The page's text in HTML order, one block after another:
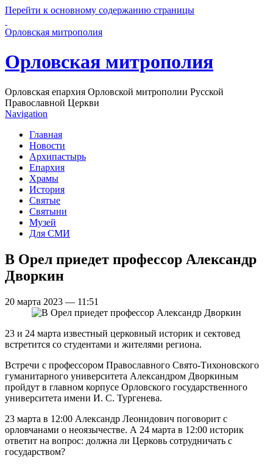
Перейти к основному содержанию страницы
Орловская митрополия
Орловская митрополия
Орловская епархия Орловской митрополии Русской
Православной Церкви
Navigation
Главная
Новости
Архипастырь
Епархия
Храмы
История
Святые
Святыни
Музей
Для СМИ
В Орел приедет профессор Александр
Дворкин
20 марта 2023 — 11:51
23 и 24 марта известный церковный историк и сектовед
встретится со студентами и жителями региона.
Встречи с профессором Православного Свято-Тихоновского
гуманитарного университета Александром Дворкиным
пройдут в главном корпусе Орловского государственного
университета имени И. С. Тургенева.
23 марта в 12:00 Александр Леонидович поговорит с
орловчанами о неоязычестве. А 24 марта в 12:00 историк
ответит на вопрос: должна ли Церковь сотрудничать с
государством?